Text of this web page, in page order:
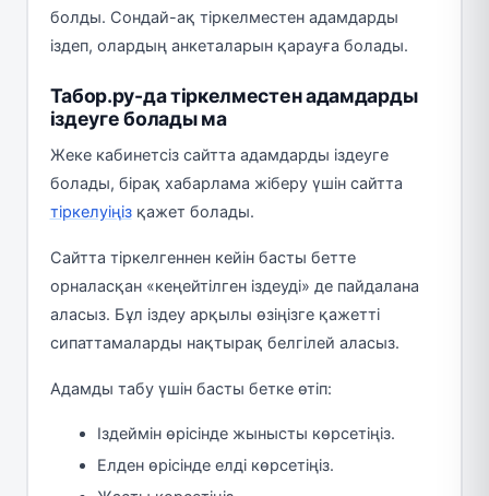
болды. Сондай-ақ тіркелместен адамдарды
іздеп, олардың анкеталарын қарауға болады.
Табор.ру-да тіркелместен адамдарды
іздеуге болады ма
Жеке кабинетсіз сайтта адамдарды іздеуге
болады, бірақ хабарлама жіберу үшін сайтта
тіркелуіңізқажет болады.
Сайтта тіркелгеннен кейін басты бетте
орналасқан «кеңейтілген іздеуді» де пайдалана
аласыз. Бұл іздеу арқылы өзіңізге қажетті
сипаттамаларды нақтырақ белгілей аласыз.
Адамды табу үшін басты бетке өтіп:
Іздеймін өрісінде жынысты көрсетіңіз.
Елден өрісінде елді көрсетіңіз.